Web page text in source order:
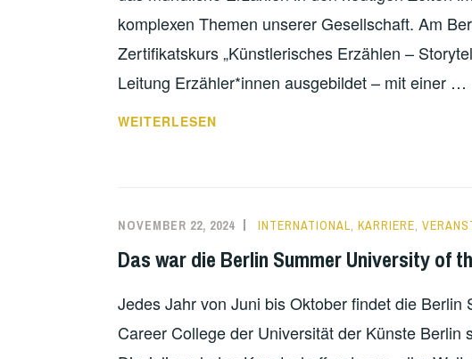
komplexen Themen unserer Gesellschaft. Am
Zertifikatskurs „Künstlerisches Erzählen –
Leitung Erzähler*innen ausgebildet – mit einer …
WARUM
DEN
HEUTIGEN
IMMER
WICHTIGER
WEITERLESEN
NOVEMBER 22, 2024 INTERNATIONAL, KARRIERE,
Das war die Berlin Summer University of
Jedes Jahr von Juni bis Oktober findet die
Career College der Universität der Künste Berlin